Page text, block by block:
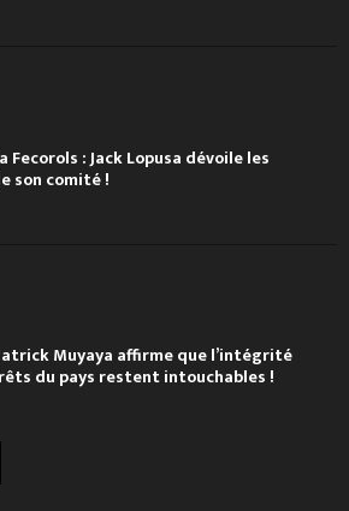
Fecorols : Jack Lopusa dévoile les
son comité !
Muyaya affirme que l’intégrité
du pays restent intouchables !